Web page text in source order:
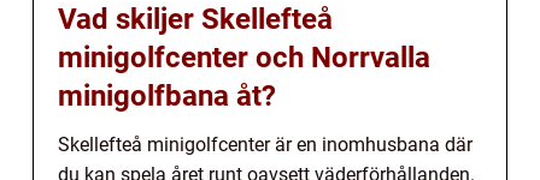
Vad skiljer Skellefteå
minigolfcenter och Norrvalla
minigolfbana åt?
Skellefteå minigolfcenter är en inomhusbana där
du kan spela året runt oavsett väderförhållanden.